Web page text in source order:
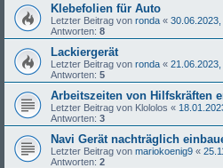
Klebefolien für Auto
Letzter Beitrag von ronda «
Antworten: 8
Lackiergerät
Letzter Beitrag von ronda «
Antworten: 5
Arbeitszeiten von Hilfskräften
Letzter Beitrag von Klololos «
Antworten: 3
Navi Gerät nachträglich
Letzter Beitrag von mariokoenig9 «
Antworten: 2